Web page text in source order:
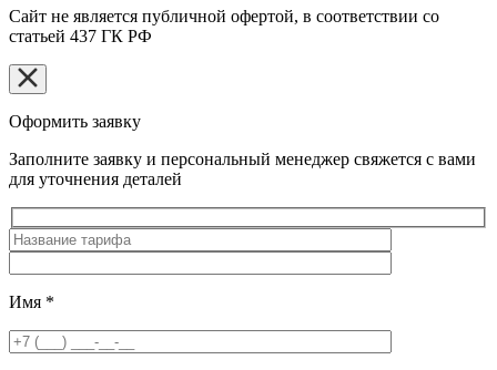
Сайт не является публичной офертой, в соответствии со
статьей 437 ГК РФ
Оформить заявку
Заполните заявку и персональный менеджер свяжется с вами
для уточнения деталей
Имя *